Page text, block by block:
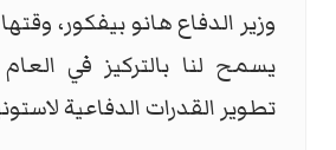
وزير الدفاع هانو بيفكور،
يسمح لنا بالتركيز في
تطوير القدرات الدفاعية